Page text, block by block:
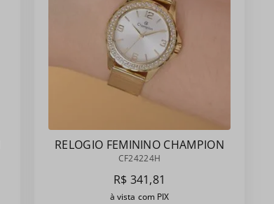
RELOGIO FEMININO CHAMPION
CF24224H
CF24224H
R$ 341,81
à vista com PIX